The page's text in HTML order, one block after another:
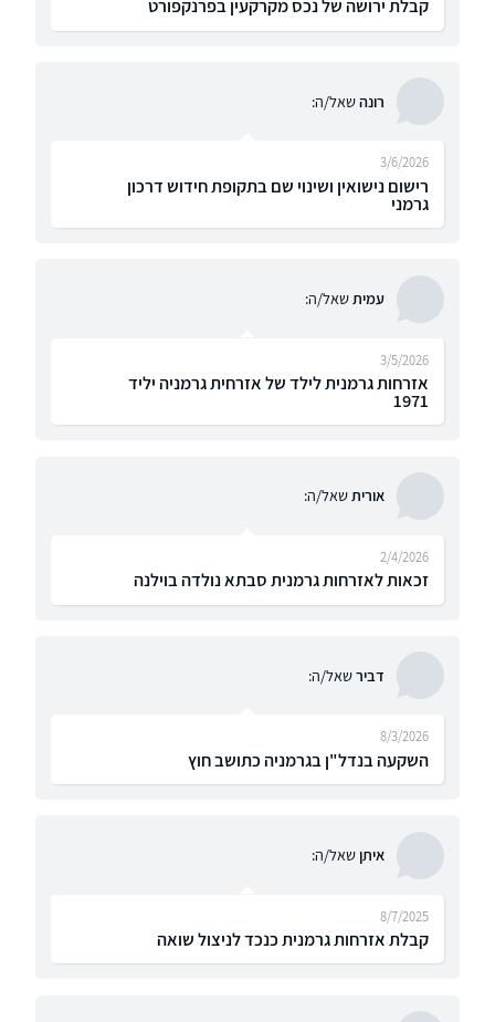
קבלת ירושה של נכס מקרקעין בפרנקפורט
רונהשאל/ה:
רישום נישואין ושינוי שם בתקופת חידוש דרכון
גרמני
3/6/2026
עמיתשאל/ה:
אזרחות גרמנית לילד של אזרחית גרמניה יליד
1971
3/5/2026
אוריתשאל/ה:
זכאות לאזרחות גרמנית סבתא נולדה בוילנה
2/4/2026
דבירשאל/ה:
השקעה בנדל"ן בגרמניה כתושב חוץ
8/3/2026
איתןשאל/ה:
קבלת אזרחות גרמנית כנכד לניצול שואה
8/7/2025